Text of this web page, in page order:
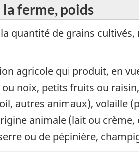
ferme, poids
quantité de grains
agricole qui produit, en
noix, petits fruits ou
autres animaux), volaille
animale (lait ou
ou de pépinière,